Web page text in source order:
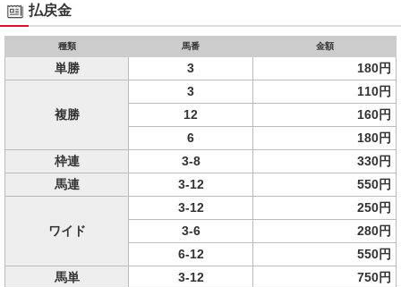
払戻金
種類 馬番 金額
単勝 3 180円
複勝
3
110円
12
160円
6
180円
枠連
3-8
330円
馬連
3-12 550円
ワイド
3-12
250円
3-6
280円
6-12
550円
馬単
3-12
750円